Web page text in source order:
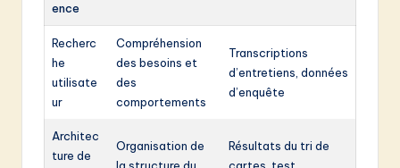
ence
Recherc
he
utilisate
ur
Compréhension
des besoins et
des
comportements
Transcriptions
d’entretiens, données
d’enquête
Architec
ture de
Organisation de
Résultats du tri de